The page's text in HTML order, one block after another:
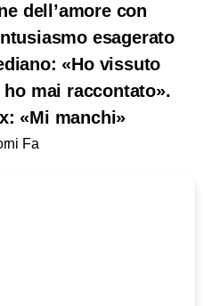
dell’amore con
esagerato
«Ho vissuto
mai raccontato».
«Mi manchi»
Fa